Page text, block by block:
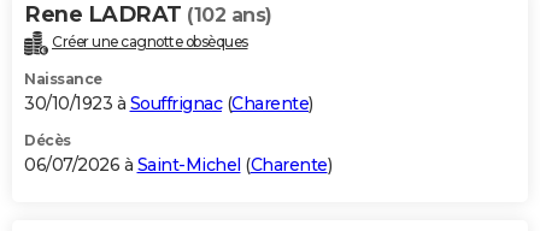
Alimentation
Guide de la santé
Maladies
Médicaments
Sommeil
VOYAGE
Destinations
City break
Voyage nature
Voyage de noces
Forum
Climat
+PHOTO
GUIDES D'ACHAT
BONS PLANS
Rene LADRAT (102 ans)
Créer une cagnotte obsèques
Naissance
30/10/1923 à Souffrignac(Charente)
Décès
06/07/2026 à Saint-Michel (Charente)